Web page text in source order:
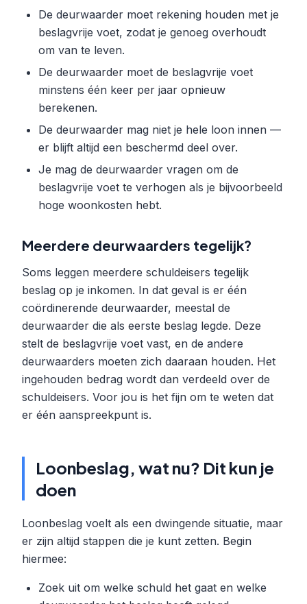
De deurwaarder moet rekening houden met je
beslagvrije voet, zodat je genoeg overhoudt
om van te leven.
De deurwaarder moet de beslagvrije voet
minstens één keer per jaar opnieuw
berekenen.
De deurwaarder mag niet je hele loon innen —
er blijft altijd een beschermd deel over.
Je mag de deurwaarder vragen om de
beslagvrije voet te verhogen als je bijvoorbeeld
hoge woonkosten hebt.
Meerdere deurwaarders tegelijk?
Soms leggen meerdere schuldeisers tegelijk
beslag op je inkomen. In dat geval is er één
coördinerende deurwaarder, meestal de
deurwaarder die als eerste beslag legde. Deze
stelt de beslagvrije voet vast, en de andere
deurwaarders moeten zich daaraan houden. Het
ingehouden bedrag wordt dan verdeeld over de
schuldeisers. Voor jou is het fijn om te weten dat
er één aanspreekpunt is.
Loonbeslag, wat nu? Dit kun je
doen
Loonbeslag voelt als een dwingende situatie, maar
er zijn altijd stappen die je kunt zetten. Begin
hiermee:
Zoek uit om welke schuld het gaat en welke